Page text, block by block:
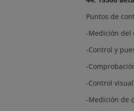
Puntos de
-Medición del
-Control y
-
-Control
-Medición de